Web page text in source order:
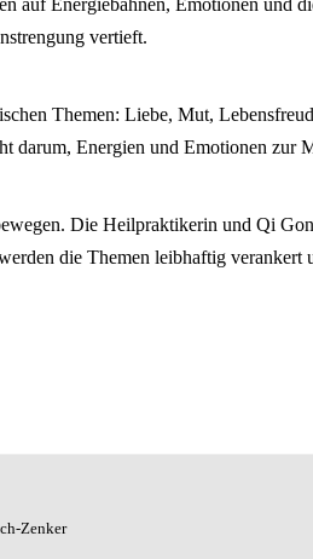
auf Energiebahnen, Emotionen und
vertieft.
Themen: Liebe, Mut,
darum, Energien und Emotionen zur
Die Heilpraktikerin und Qi
die Themen leibhaftig verankert
Zenker